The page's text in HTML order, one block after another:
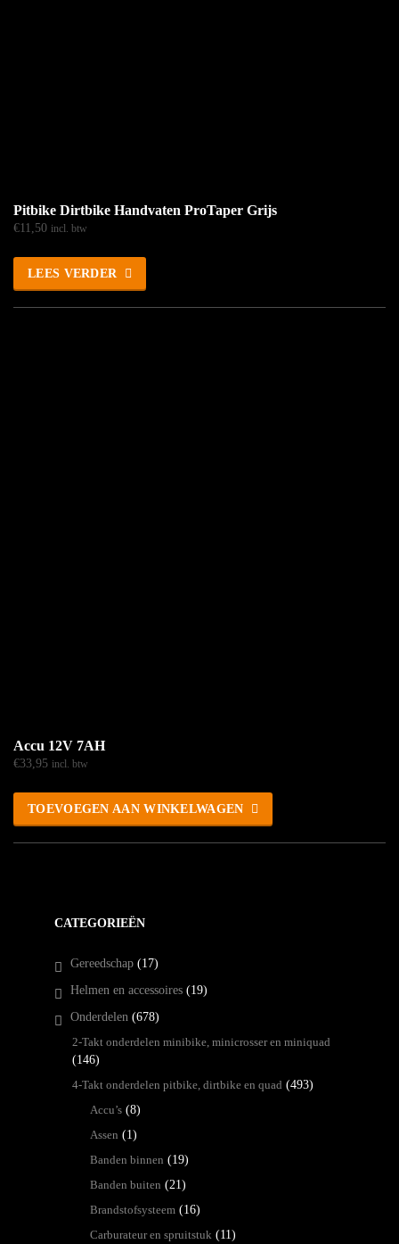
Pitbike Dirtbike Handvaten ProTaper Grijs
€11,50 incl. btw
LEES VERDER
Accu 12V 7AH
€33,95 incl. btw
TOEVOEGEN AAN WINKELWAGEN
CATEGORIEËN
Gereedschap (17)
Helmen en accessoires (19)
Onderdelen (678)
2-Takt onderdelen minibike, minicrosser en miniquad
(146)
4-Takt onderdelen pitbike, dirtbike en quad (493)
Accu’s (8)
Assen (1)
Banden binnen (19)
Banden buiten (21)
Brandstofsysteem (16)
Carburateur en spruitstuk (11)